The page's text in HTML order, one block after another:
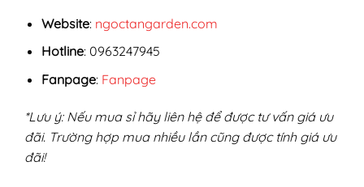
Website: ngoctangarden.com
Hotline: 0963247945
Fanpage: Fanpage
*Lưu ý: Nếu mua sỉ hãy liên hệ để được tư vấn giá ưu
đãi. Trường hợp mua nhiều lần cũng được tính giá ưu
đãi!